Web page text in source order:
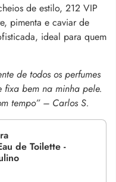
de estilo, 212 VIP
pimenta e caviar de
ideal para quem
de todos os perfumes
bem na minha pele.
tempo” – Carlos S.
de Toilette -